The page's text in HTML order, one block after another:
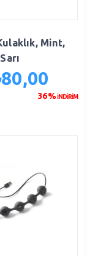
Mint,
80,00
andaki
36%İNDİRİM